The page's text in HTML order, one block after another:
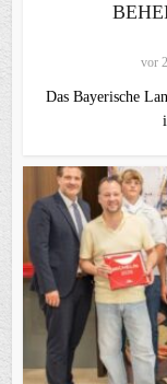
vor
Das Bayerische